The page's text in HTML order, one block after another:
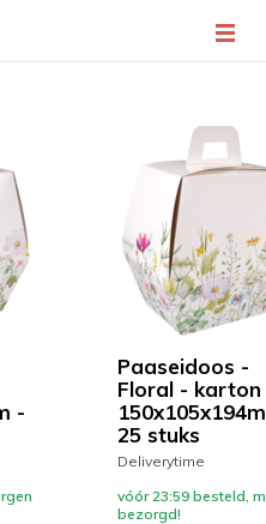
-
Paaseidoos -
Floral - karton
25 stuks
Deliverytime
vóór 23:59 besteld,
bezorgd!